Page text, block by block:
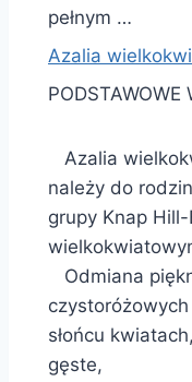
pełnym …
Azalia
PODSTAWOWE
Azalia
należy do
grupy Knap
Odmiana
słońcu
gęste,